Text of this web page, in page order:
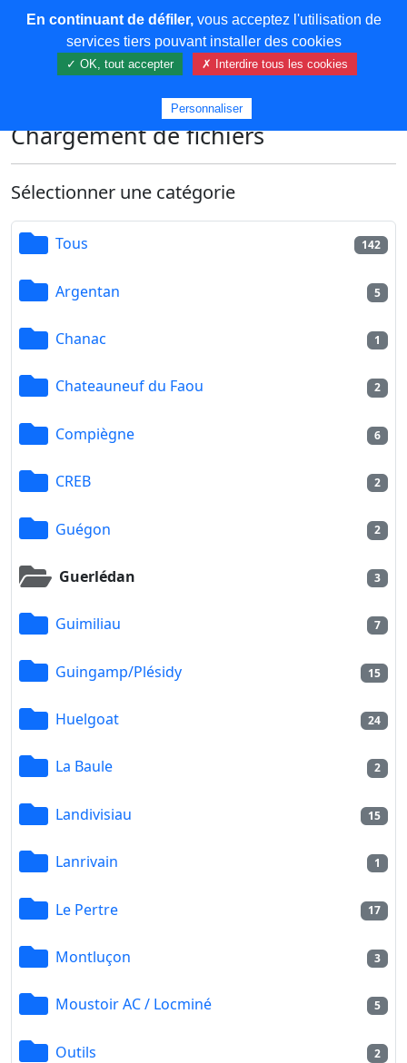
COREMA
Chargement de fichiers
Sélectionner une catégorie
Tous 142
Argentan 5
Chanac 1
Chateauneuf du Faou 2
Compiègne 6
CREB 2
Guégon 2
Guerlédan 3
Guimiliau 7
Guingamp/Plésidy 15
Huelgoat 24
La Baule 2
Landivisiau 15
Lanrivain 1
Le Pertre 17
Montluçon 3
Moustoir AC / Locminé 5
Outils 2
En continuant de défiler,vous acceptez l'utilisation de
services tiers pouvant installer des cookies
✓ OK, tout accepter ✗ Interdire tous les cookies
Personnaliser